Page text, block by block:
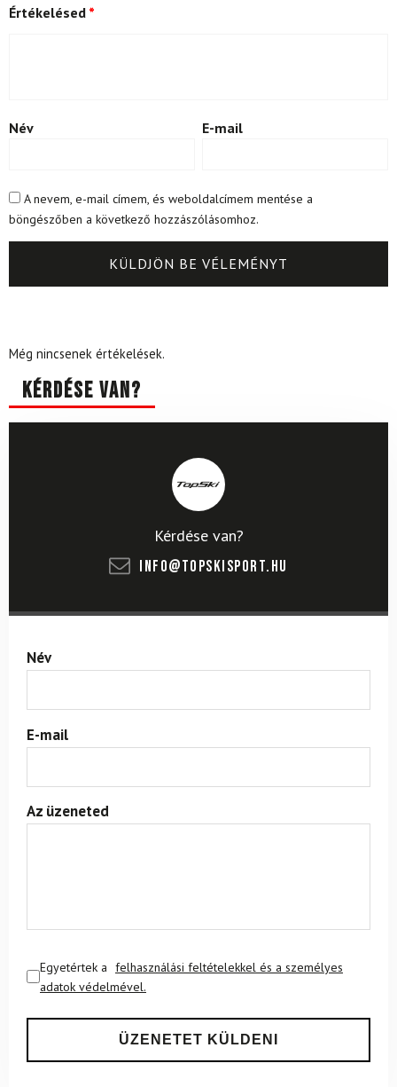
Értékelésed *
Név E-mail
A nevem, e-mail címem, és weboldalcímem mentése a
böngészőben a következő hozzászólásomhoz.
Még nincsenek értékelések.
Kérdése van?
Kérdése van?
info@topskisport.hu
Név
E-mail
Az üzeneted
Egyetértek a felhasználási feltételekkel és a személyes
adatok védelmével.